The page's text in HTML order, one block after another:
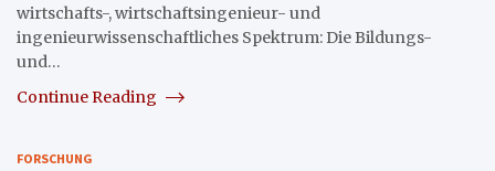
wirtschafts-, wirtschaftsingenieur- und
ingenieurwissenschaftliches Spektrum: Die Bildungs-
und…
Continue Reading
FORSCHUNG